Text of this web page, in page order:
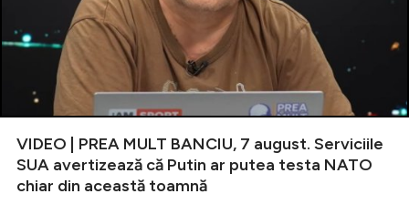
VIDEO | PREA MULT BANCIU, 7 august. Serviciile
SUA avertizează că Putin ar putea testa NATO
chiar din această toamnă